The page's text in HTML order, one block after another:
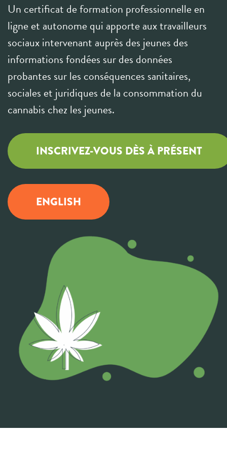
Un certificat de formation professionnelle en
ligne et autonome qui apporte aux travailleurs
sociaux intervenant auprès des jeunes des
informations fondées sur des données
probantes sur les conséquences sanitaires,
sociales et juridiques de la consommation du
cannabis chez les jeunes.
INSCRIVEZ-VOUS DÈS À PRÉSENT
ENGLISH